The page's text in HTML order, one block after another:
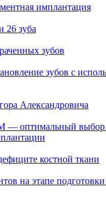
имплантация
26 зуба
зубов
зубов с
Александровича
— оптимальный выбор
костной ткани
на этапе